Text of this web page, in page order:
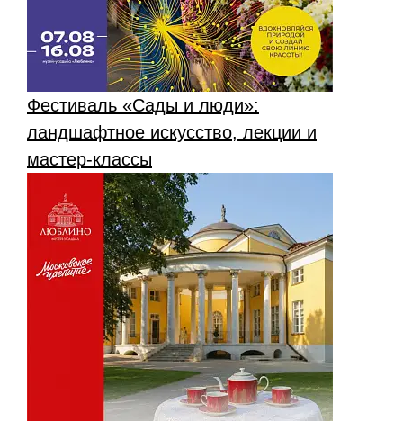
Фестиваль «Сады и люди»:
ландшафтное искусство, лекции и
мастер-классы